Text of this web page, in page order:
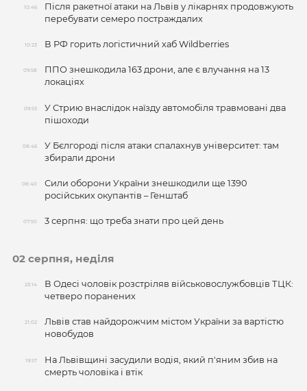
10:46
Після ракетної атаки на Львів у лікарнях продовжують
перебувати семеро постраждалих
10:23 В РФ горить логістичний хаб Wildberries
09:58
ППО знешкодила 163 дрони, але є влучання на 13
локаціях
09:53
У Стрию внаслідок наїзду автомобіля травмовані два
пішоходи
08:46
У Бєлгороді після атаки спалахнув університет: там
збирали дрони
08:40
Сили оборони України знешкодили ще 1390
російських окупантів – Генштаб
07:50 3 серпня: що треба знати про цей день
02 серпня, неділя
23:14
В Одесі чоловік розстріляв військовослужбовців ТЦК:
четверо поранених
21:02
Львів став найдорожчим містом України за вартістю
новобудов
19:57
На Львівщині засудили водія, який п'яним збив на
смерть чоловіка і втік